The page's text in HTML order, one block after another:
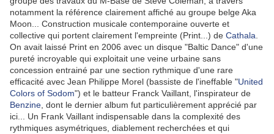
notamment la référence clairement affiché au groupe belge Aka
Moon... Construction musicale contemporaine ouverte et
collective qui portent clairement l'empreinte (Print...) de Cathala
On avait laissé Print en 2006 avec un disque "Baltic Dance" d'une
pureté incroyable qui exploitait une veine urbaine sans
concession entrainé par une section rythmique d'une rare
efficacité avec Jean Philippe Morel (bassiste de l'ineffable "United
Colors of Sodom") et le batteur Franck Vaillant, l'inspirateur de
Benzine , dont le dernier album fut particulièrement apprécié par
ici... Un Frank Vaillant indispensable dans la complexité des
rythmiques asymétriques, diablement recherchées et qui